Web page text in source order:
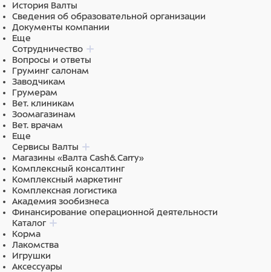
История Валты
Сведения об образовательной организации
Документы компании
Еще
Сотрудничество
Вопросы и ответы
Груминг салонам
Заводчикам
Грумерам
Вет. клиникам
Зоомагазинам
Вет. врачам
Еще
Сервисы Валты
Магазины «Валта Cash&Carry»
Комплексный консалтинг
Комплексный маркетинг
Комплексная логистика
Академия зообизнеса
Финансирование операционной деятельности
Каталог
Корма
Лакомства
Игрушки
Аксессуары